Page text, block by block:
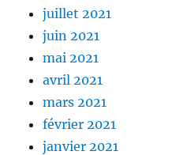
juillet 2021
juin 2021
mai 2021
avril 2021
mars 2021
février 2021
janvier 2021